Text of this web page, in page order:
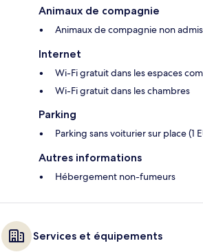
Animaux de compagnie
Animaux de compagnie non admis
Internet
Wi-Fi gratuit dans les espaces
Wi-Fi gratuit dans les chambres
Parking
Parking sans voiturier sur place (1
Autres informations
Hébergement non-fumeurs
Services et équipements